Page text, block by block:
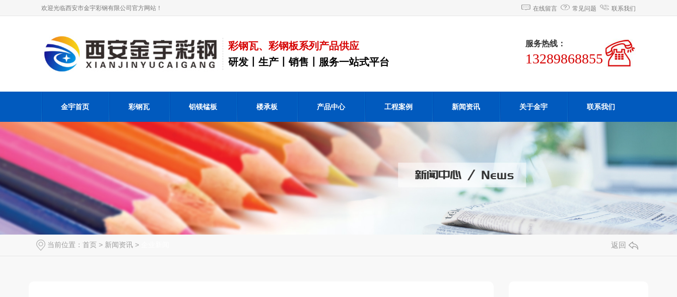
欢迎光临西安市金宇彩钢有限公司官方网站！ 在线留言 常见问题 联系我们
彩钢瓦、彩钢板系列产品供应
研发丨生产丨销售丨服务一站式平台
服务热线：
13289868855
金宇首页 彩钢瓦 铝镁锰板 楼承板 产品中心 工程案例 新闻资讯 关于金宇 联系我们
当前位置： 首页 > 新闻资讯 > 返回